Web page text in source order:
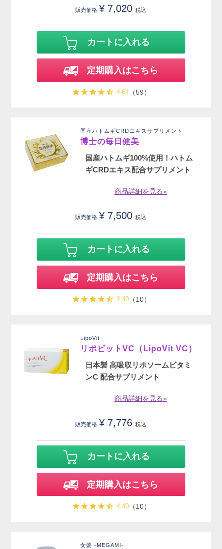
販売価格 ¥ 7,020 税込
カートに入れる
定期購入はこちら
4.61（59）
国産ハトムギCRDエキスサプリメント
博士の毎日健美
国産ハトムギ100%使用！ハトム
ギCRDエキス配合サプリメント
商品詳細を見る»
販売価格 ¥ 7,500 税込
カートに入れる
定期購入はこちら
4.40（10）
LipoVit
リポビットVC（LipoVit VC）
日本製 高吸収リポソームビタミ
ンC 配合サプリメント
商品詳細を見る»
販売価格 ¥ 7,776 税込
カートに入れる
定期購入はこちら
4.40（10）
女髪 -MEGAMI-